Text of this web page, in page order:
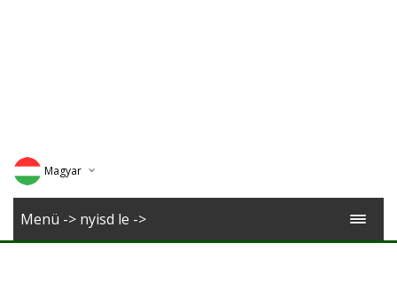
Magyar
Deutsch
Menü -> nyisd le ->